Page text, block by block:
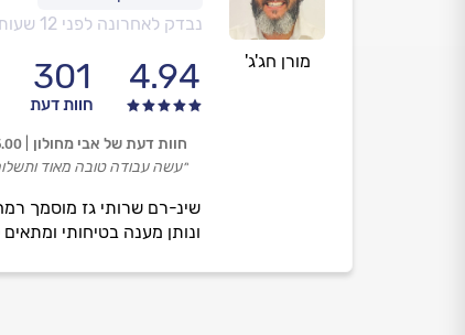
מורן חג'ג'
נבדק לאחרונה לפני 12 שעות
4.94
301
חוות דעת
ונותן מענה בטיחותי
חוות דעת של אבי מחולון
״עשה עבודה טובה מאוד